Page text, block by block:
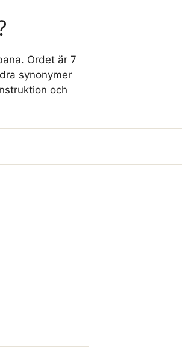
Ordet är 7
synonymer
och